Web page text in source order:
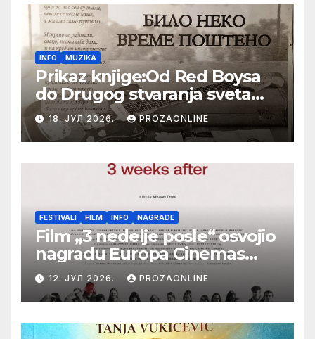
INFO MUZIKA
Prikaz knjige:Od Red Boysa
do Drugog stvaranja sveta
(bilo neko vreme pošteno)
(autor- Zlatomira Sremca,
Botoš 2022. godine,
samizdat)
18. ЈУЛ 2026. PROZAONLINE
FESTIVALI FILM INFO NAGRADE
Film „3 nedelje posle“ osvojio
nagradu Europa Cinemas
Label na Filmskom festivalu
u Karlovim Varima
12. ЈУЛ 2026. PROZAONLINE